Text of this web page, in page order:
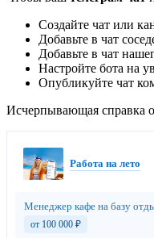
Создайте чат или
Добавьте в чат
Добавьте в чат
Настройте бота на
Опубликуйте чат
Исчерпывающая справка о
Работа на лето
Менеджер кафе на базу
от 100 000 ₽